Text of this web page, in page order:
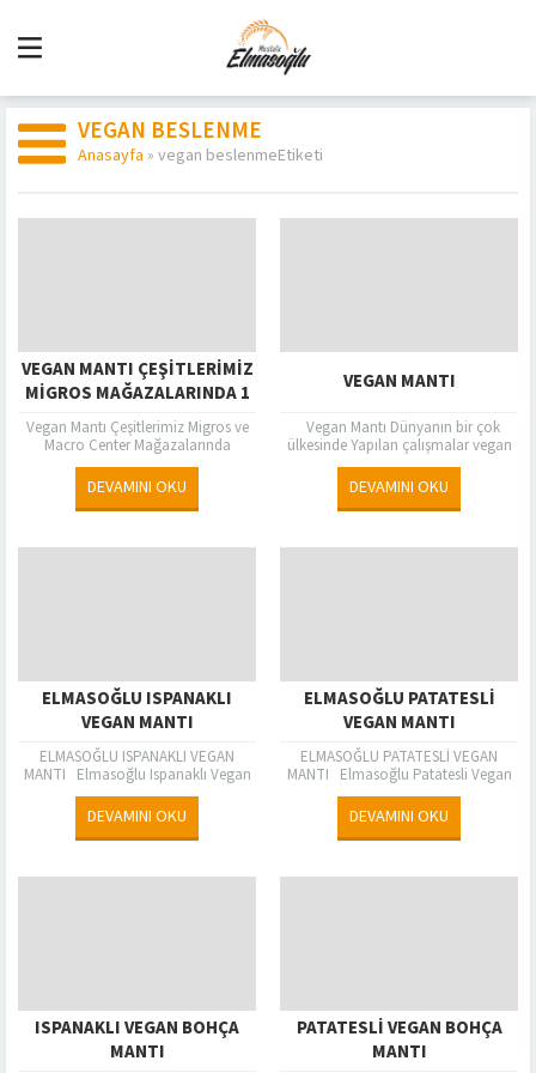
VEGAN BESLENME
Anasayfa » vegan beslenmeEtiketi
VEGAN MANTI ÇEŞITLERIMIZ
MIGROS MAĞAZALARINDA 1
Vegan Mantı Çeşitlerimiz Migros ve
Macro Center Mağazalarında
Elmasoğlu Ispanaklı Bohça Vegan
Mantı ve Elmasoğlu Ispanaklı
Pelmeni Vegan Mantı Çeşitlerimiz...
DEVAMINI OKU
VEGAN MANTI
Vegan Mantı Dünyanın bir çok
ülkesinde Yapılan çalışmalar vegan
beslenme tarzının sağlığımız üzerine
sayısız olumlu etkisinin olabileceğini
gösteriyor. Özellikle kalp-damar
hastalıkları...
DEVAMINI OKU
ELMASOĞLU ISPANAKLI
VEGAN MANTI
ELMASOĞLU ISPANAKLI VEGAN
MANTI Elmasoğlu Ispanaklı Vegan
Mantı,Vegan,Vejetaryen Mantı
Sevenlere Hayvansal Ürün
Tüketmeyenlere Özel Üretilmiş Mantı.
İçeriğinde Yumurta ve...
DEVAMINI OKU
ELMASOĞLU PATATESLİ
VEGAN MANTI
ELMASOĞLU PATATESLİ VEGAN
MANTI Elmasoğlu Patatesli Vegan
Mantı,Vegan,Vejetaryen Mantı
Sevenlere Hayvansal Ürün
Tüketmeyenlere Özel Üretilmiş Mantı.
İçeriğinde Yumurta ve...
DEVAMINI OKU
ISPANAKLI VEGAN BOHÇA
MANTI
PATATESLİ VEGAN BOHÇA
MANTI